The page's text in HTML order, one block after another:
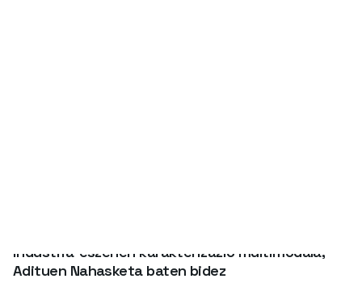
industria-eszenen karakterizazio multimodala,
Adituen Nahasketa baten bidez